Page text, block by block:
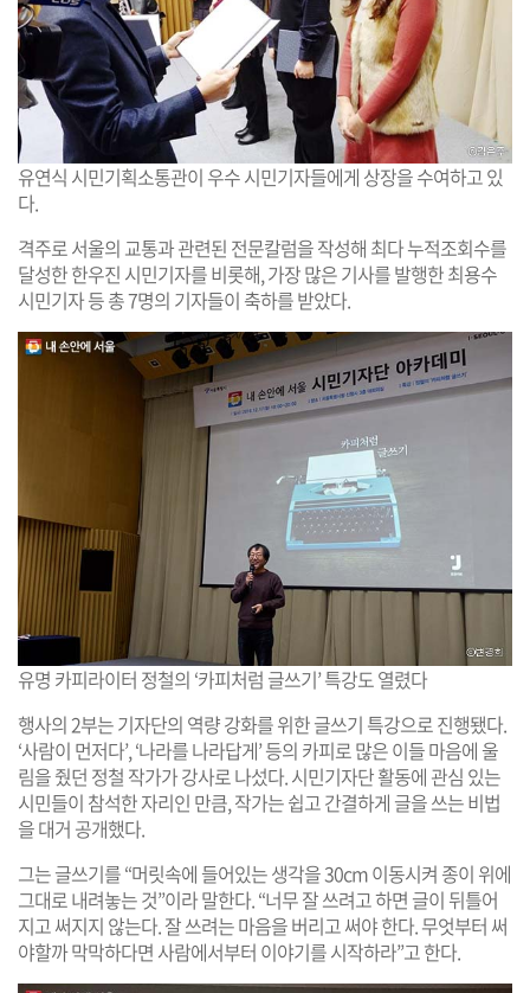
유연식 시민기획소통관이 우수 시민기자들에게 상장을 수여하고 있
다.
격주로 서울의 교통과 관련된 전문칼럼을 작성해 최다 누적조회수를
달성한 한우진 시민기자를 비롯해, 가장 많은 기사를 발행한 최용수
시민기자 등 총 7명의 기자들이 축하를 받았다.
유명 카피라이터 정철의 ‘카피처럼 글쓰기’ 특강도 열렸다
행사의 2부는 기자단의 역량 강화를 위한 글쓰기 특강으로 진행됐다.
‘사람이 먼저다’, ‘나라를 나라답게’ 등의 카피로 많은 이들 마음에 울
림을 줬던 정철 작가가 강사로 나섰다. 시민기자단 활동에 관심 있는
시민들이 참석한 자리인 만큼, 작가는 쉽고 간결하게 글을 쓰는 비법
을 대거 공개했다.
그는 글쓰기를 “머릿속에 들어있는 생각을 30cm 이동시켜 종이 위에
그대로 내려놓는 것”이라 말한다. “너무 잘 쓰려고 하면 글이 뒤틀어
지고 써지지 않는다. 잘 쓰려는 마음을 버리고 써야 한다. 무엇부터 써
야할까 막막하다면 사람에서부터 이야기를 시작하라”고 한다.